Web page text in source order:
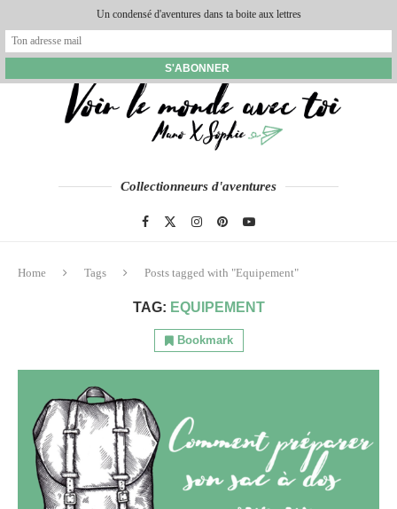
Collectionneurs d'aventures
Home Tags Posts tagged with "Equipement"
TAG: EQUIPEMENT
Bookmark
Un condensé d'aventures dans ta boite aux lettres